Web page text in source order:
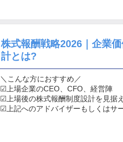
株式報酬戦略2026｜企業
計とは?
＼こんな方におすすめ／
☑︎上場企業のCEO、CFO、経営陣
☑︎上場後の株式報酬制度設計を見据
☑︎上記へのアドバイザーもしくはサ